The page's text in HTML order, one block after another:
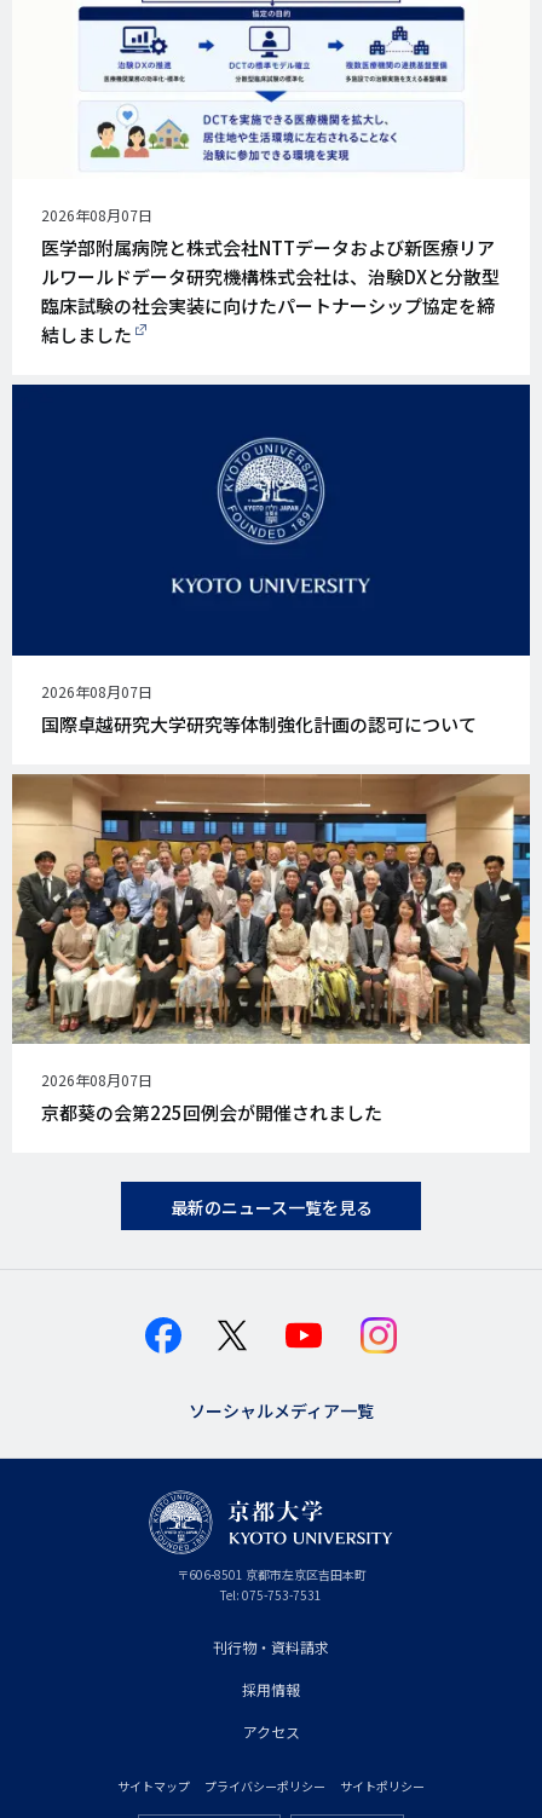
公
開
日
2026年08月07日
医学部附属病院と株式会社NTTデータおよび新医療リア
ルワールドデータ研究機構株式会社は、治験DXと分散型
臨床試験の社会実装に向けたパートナーシップ協定を締
結しました
公
開
日
2026年08月07日
国際卓越研究大学研究等体制強化計画の認可について
公
開
日
2026年08月07日
京都葵の会第225回例会が開催されました
最新のニュース一覧を見る
ソーシャルメディア一覧
〒606-8501 京
都
府
京都市左京区吉田本町
Tel: 075-753-7531
刊行物・資料請求
採用情報
アクセス
サイトマップ プライバシーポリシー サイトポリシー